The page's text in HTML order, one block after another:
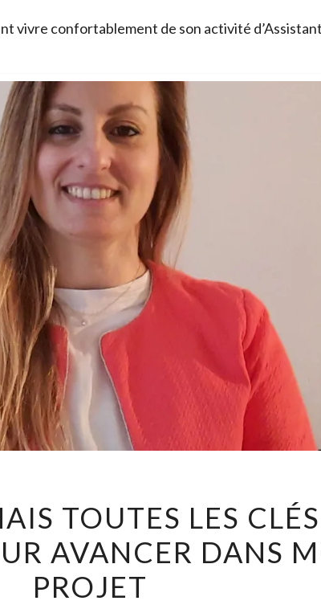
vivre confortablement de son activité
DÉSORMAIS
TOUTES
LES
CLÉS
TOUTES LES
AVANCER DANS
PROJET